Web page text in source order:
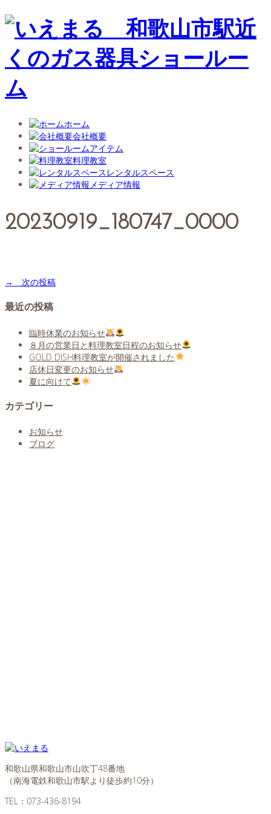
ホーム
会社概要
アイテム
料理教室
レンタルスペース
メディア情報
20230919_180747_0000
→ 次の投稿
最近の投稿
臨時休業のお知らせ
８月の営業日と料理教室日程のお知らせ
GOLD DISH料理教室が開催されました
店休日変更のお知らせ
夏に向けて
カテゴリー
お知らせ
ブログ
和歌山県和歌山市山吹丁48番地
（南海電鉄和歌山市駅より徒歩約10分）
TEL： 073-436-8194